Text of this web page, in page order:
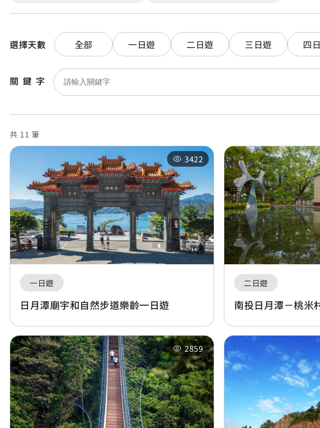
選擇天數 全部 一日遊 二日遊 三日遊 四
關鍵字
共 11 筆
3422
一日遊
日月潭廟宇和自然步道樂齡一日遊
二日遊
南投日月潭－桃米
2859